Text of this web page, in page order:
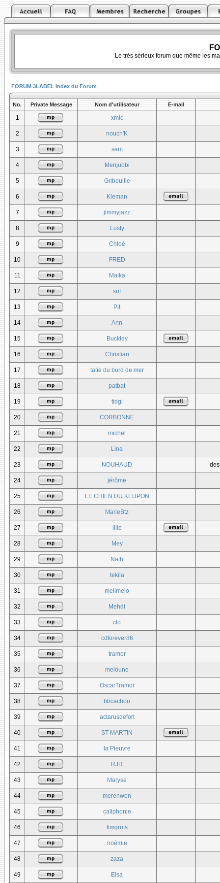
Le très sérieux forum que même les
FORUM 3LABEL Index du Forum
No. Private Message Nom d'utilisateur E-mail
1 xmic
2 nouch'K
3 sam
4 Menjubbi
5 Gribouille
6 Kleman
7 jimmyjazz
8 Lusty
9 Chloé
10 FRED
11 Maika
12 sof
13 Pit
14 Ann
15 Buckley
16 Christian
17 tatie du bord de mer
18 patbat
19 tidgi
20 CORBONNE
21 michel
22 Lina
23 NOUHAUD
24 jérôme
25 LE CHIEN DU KEUPON
26 MarieBtz
27 lilie
28 Mey
29 Nath
30 tekila
31 melimelo
32 Mehdi
33 clo
34 cdforever86
35 tramor
36 meloune
37 OscarTramor
38 bbcachou
39 actarusdefort
40 ST-MARTIN
41 la Pieuvre
42 RJR
43 Maryse
44 merenwen
45 caliphonie
46 timgrots
47 noémie
48 zaza
49 Elsa